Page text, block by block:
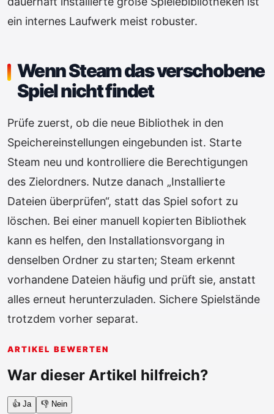
ein internes Laufwerk meist robuster.
Wenn Steam das verschobene
Spiel nicht findet
Prüfe zuerst, ob die neue Bibliothek in den
Speichereinstellungen eingebunden ist. Starte
Steam neu und kontrolliere die Berechtigungen
des Zielordners. Nutze danach „Installierte
Dateien überprüfen“, statt das Spiel sofort zu
löschen. Bei einer manuell kopierten Bibliothek
kann es helfen, den Installationsvorgang in
denselben Ordner zu starten; Steam erkennt
vorhandene Dateien häufig und prüft sie, anstatt
alles erneut herunterzuladen. Sichere Spielstände
trotzdem vorher separat.
ARTIKEL BEWERTEN
War dieser Artikel hilfreich?
👍 Ja 👎 Nein